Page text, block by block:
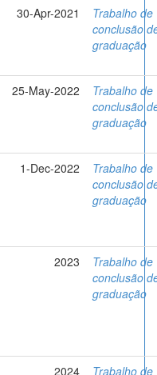
30-Apr-2021
Trabalho de
conclusão
graduação
25-May-2022
Trabalho de
conclusão
graduação
1-Dec-2022
Trabalho de
conclusão
graduação
2023
Trabalho de
conclusão
graduação
2024
Trabalho de